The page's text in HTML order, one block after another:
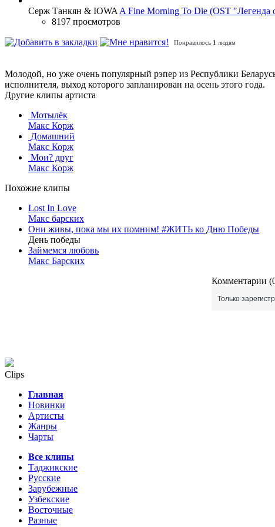
Серж Танкян & IOWA A Fine Morning To Die (OST "Легенда
8197 просмотров
Понравилось 1 людям
Молодой, но уже очень популярный рэпер из Республики
исполнителя, выход которого запланирован на осень этого года.
Другие клипы артиста
Мотылёк
Макс Корж
Домашний
Макс Корж
Мои? друг
Макс Корж
Похожие клипы
Lost In Love
Макс барских
Они живы, пока мы их помним! #ЖИТЬ ко Дню Победы
День победы
Займемся любовь
Макс Барских
Комментарии
Только
Clips
Главная
Новинки
Артисты
Жанры
Чарты
Все клипы
Таджикские
Русские
Зарубежные
Узбекские
Восточные
Разные